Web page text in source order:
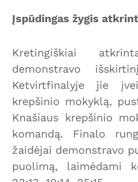
Įspūdingas žygis
Kretingiškiai
demonstravo
Ketvirtfinalyje jie
krepšinio mokyklą,
Knašiaus krepšinio
komandą. Finalo
žaidėjai demonstravo
puolimą, laimėdami